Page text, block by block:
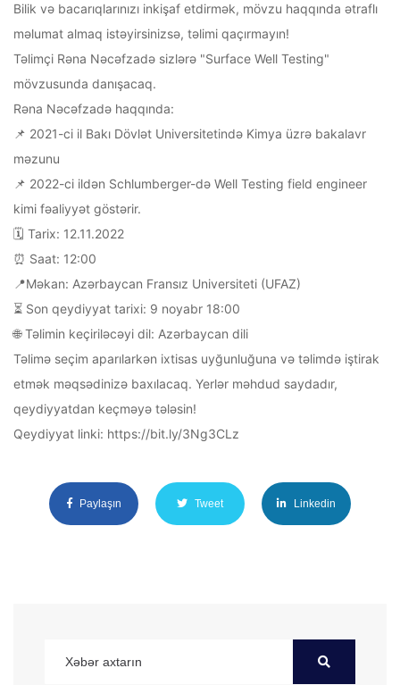
Bilik və bacarıqlarınızı inkişaf etdirmək, mövzu haqqında ətraflı
məlumat almaq istəyirsinizsə, təlimi qaçırmayın!
Təlimçi Rəna Nəcəfzadə sizlərə "Surface Well Testing"
mövzusunda danışacaq.
Rəna Nəcəfzadə haqqında:
📌 2021-ci il Bakı Dövlət Universitetində Kimya üzrə bakalavr
məzunu
📌 2022-ci ildən Schlumberger-də Well Testing field engineer
kimi fəaliyyət göstərir.
🗓 Tarix: 12.11.2022
⏰️ Saat: 12:00
📍Məkan: Azərbaycan Fransız Universiteti (UFAZ)
⏳️ Son qeydiyyat tarixi: 9 noyabr 18:00
🌐 Təlimin keçiriləcəyi dil: Azərbaycan dili
Təlimə seçim aparılarkən ixtisas uyğunluğuna və təlimdə iştirak
etmək məqsədinizə baxılacaq. Yerlər məhdud saydadır,
qeydiyyatdan keçməyə tələsin!
Qeydiyyat linki: https://bit.ly/3Ng3CLz
Paylaşın Tweet Linkedin